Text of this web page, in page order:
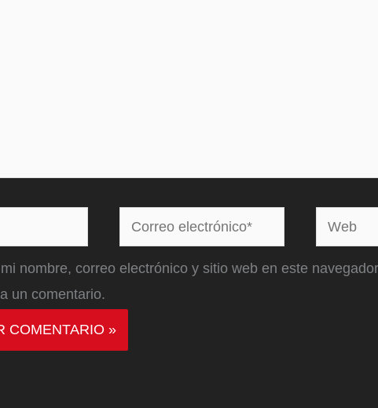
Correo
electrónico*
Web
nombre, correo electrónico y sitio web en este
un comentario.